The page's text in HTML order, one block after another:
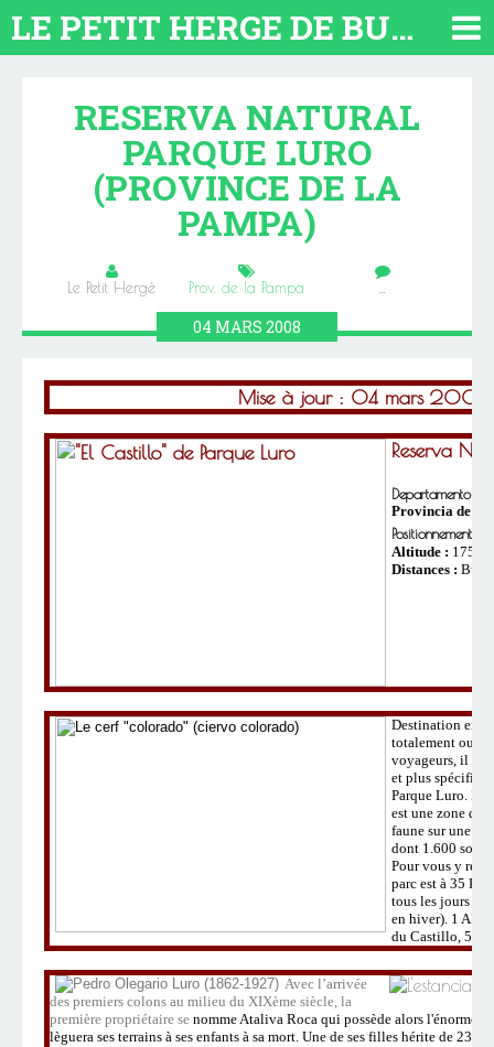
LE PETIT HERGE DE BUENOS AIRES 2026. TOUT SUR L'ARGENTINE
RESERVA NATURAL
PARQUE LURO
(PROVINCE DE LA
PAMPA)
Le Petit Hergé Prov. de la Pampa …
04 MARS 2008
Mise à jour : 04 mars 2008
Reserva
Departamento
Provincia de la
Positionnement :
Altitude : 175 m.
Distances :
Destination
totalement
voyageurs, il
et plus
Parque Luro. La
est une zone qui
faune sur une
dont 1.600 sont
Pour vous y
parc est à 35
tous les jours
en hiver). 1 ARS
du Castillo, 5
Avec l’arrivée
des premiers colons au milieu du XIXème siècle, la
première propriétaire se nomme Ataliva Roca qui possède alors l'énorme
lèguera ses terrains à ses enfants à sa mort. Une de ses filles hérite de